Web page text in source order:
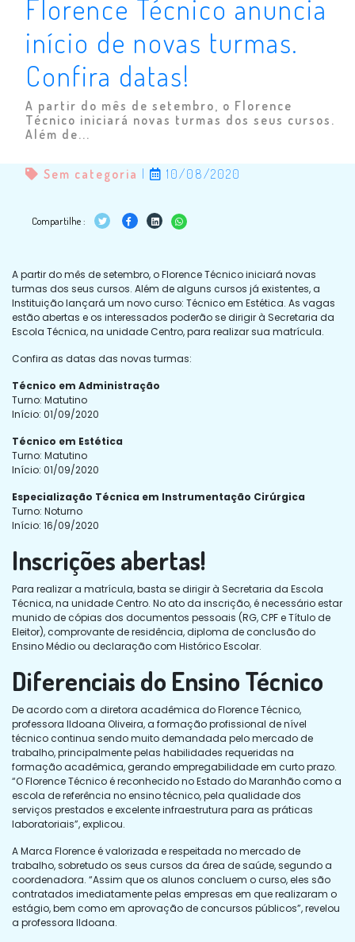
Florence Técnico anuncia
início de novas turmas.
Confira datas!
A partir do mês de setembro, o Florence
Técnico iniciará novas turmas dos seus cursos.
Além de...
Sem categoria 10/08/2020
Compartilhe :
A partir do mês de setembro, o Florence Técnico iniciará novas
turmas dos seus cursos. Além de alguns cursos já existentes, a
Instituição lançará um novo curso: Técnico em Estética. As vagas
estão abertas e os interessados poderão se dirigir à Secretaria da
Escola Técnica, na unidade Centro, para realizar sua matrícula.
Confira as datas das novas turmas:
Técnico em Administração
Turno: Matutino
Início: 01/09/2020
Técnico em Estética
Turno: Matutino
Início: 01/09/2020
Especialização Técnica em Instrumentação Cirúrgica
Turno: Noturno
Início: 16/09/2020
Inscrições abertas!
Para realizar a matrícula, basta se dirigir à Secretaria da Escola
Técnica, na unidade Centro. No ato da inscrição, é necessário estar
munido de cópias dos documentos pessoais (RG, CPF e Título de
Eleitor), comprovante de residência, diploma de conclusão do
Ensino Médio ou declaração com Histórico Escolar.
Diferenciais do Ensino Técnico
De acordo com a diretora acadêmica do Florence Técnico,
professora Ildoana Oliveira, a formação profissional de nível
técnico continua sendo muito demandada pelo mercado de
trabalho, principalmente pelas habilidades requeridas na
formação acadêmica, gerando empregabilidade em curto prazo.
“O Florence Técnico é reconhecido no Estado do Maranhão como a
escola de referência no ensino técnico, pela qualidade dos
serviços prestados e excelente infraestrutura para as práticas
laboratoriais”, explicou.
A Marca Florence é valorizada e respeitada no mercado de
trabalho, sobretudo os seus cursos da área de saúde, segundo a
coordenadora. “Assim que os alunos concluem o curso, eles são
contratados imediatamente pelas empresas em que realizaram o
estágio, bem como em aprovação de concursos públicos”, revelou
a professora Ildoana.